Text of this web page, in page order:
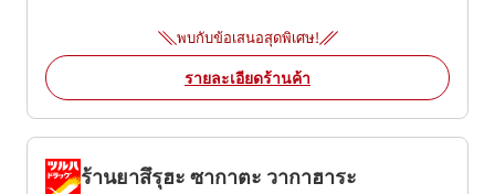
พบกับข้อเสนอสุดพิเศษ!
รายละเอียดร้านค้า
ร้านยาสึรุฮะ ซากาตะ วากาฮาระ